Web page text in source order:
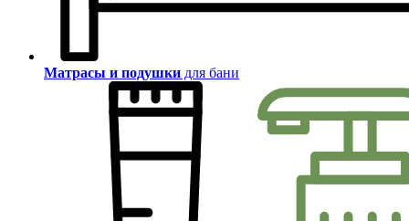
Матрасы и подушки для бани